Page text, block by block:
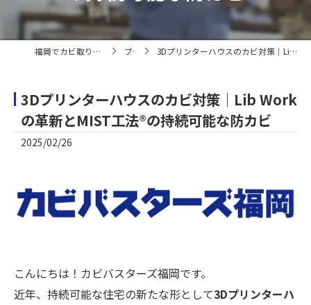
福岡でカビ取りならカビバスターズ福岡 ブログ 3Dプリンターハウスのカビ対策｜Lib Workの革新とMIST工法®の持続可能な防カビ
3Dプリンターハウスのカビ対策｜Lib Work
の革新とMIST工法®の持続可能な防カビ
2025/02/26
こんにちは！カビバスターズ福岡です。
近年、持続可能な住宅の新たな形として3Dプリンターハ